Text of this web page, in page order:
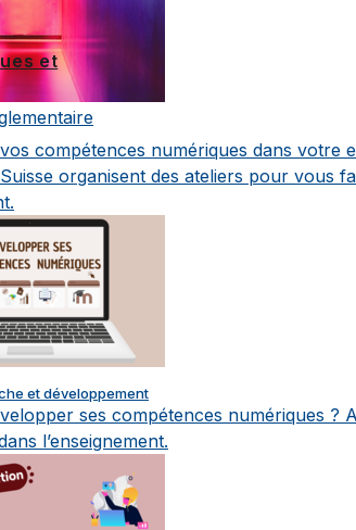
et
compétences numériques dans votre
organisent des ateliers pour vous
et développement
ses compétences numériques ?
l’enseignement.